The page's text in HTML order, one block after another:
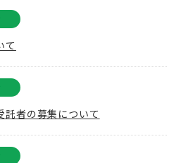
て
託者の募集について